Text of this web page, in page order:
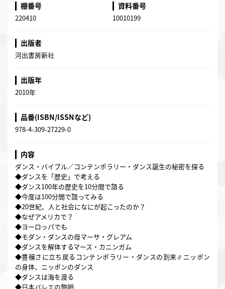
棚番号
220410
資料番号
10010199
出版者
河出書房新社
出版年
2010年
品番(ISBN/ISSNなど)
978-4-309-27229-0
内容
ダンス・バイブル／コンテンポラリー・ダンス誕生の秘密を探る
◆ダンスを「歴史」で考える
◆ダンス100年の歴史を10分間で語る
◆今度は100分間で語ってみる
◆20世紀、人と社会になにが起こったのか？
◆なぜアメリカで？
◆ヨーロッパでも
◆モダン・ダンスの母マーサ・グレアム
◆ダンスを解体するマース・カニンガム
◆豊穣さに立ち戻るコンテンポラリー・ダンスの到来∥ニッポン
の身体、ニッポンのダンス
◆ダンスは海を渡る
◆日本バレエの黎明